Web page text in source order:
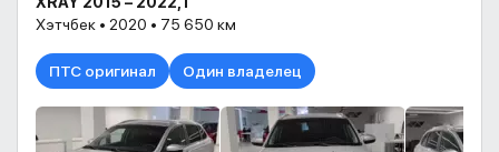
Хэтчбек • 2020 • 75 650 км
ПТС оригинал Один владелец